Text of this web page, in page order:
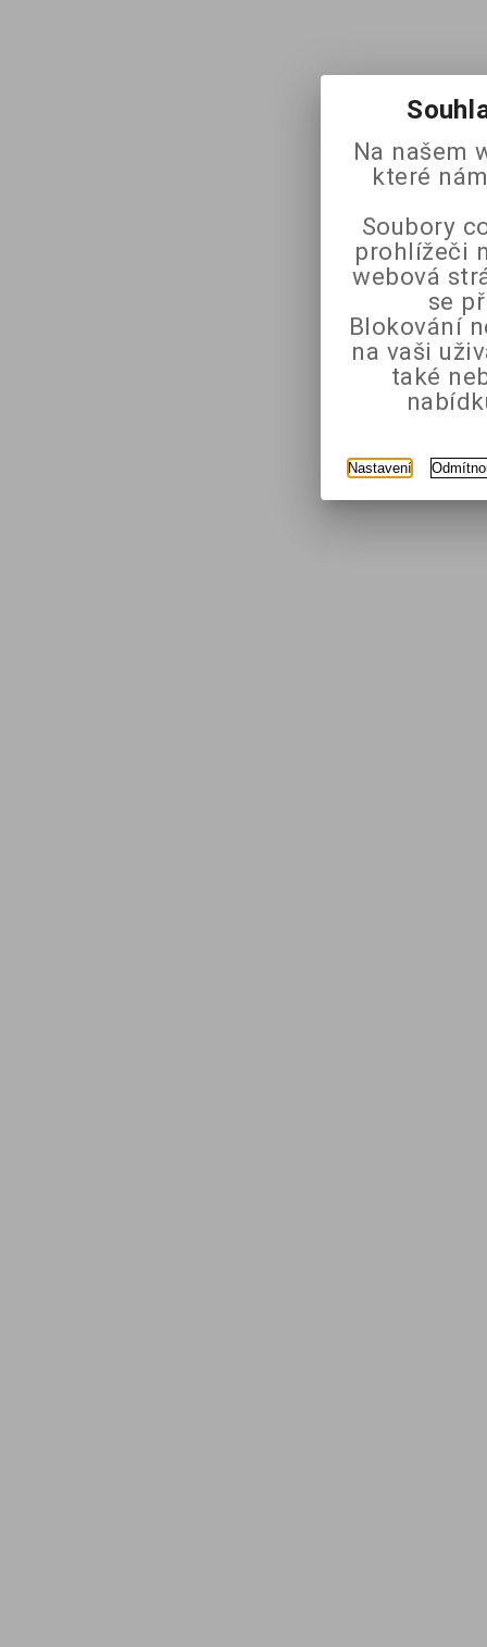
Na našem
které
Soubory
prohlížeči
webová
se
Blokování
na vaši
také
Nastavení